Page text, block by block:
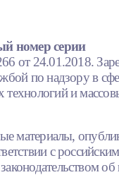
номер серии
от 24.01.2018.
по надзору в
и
материалы,
с
об